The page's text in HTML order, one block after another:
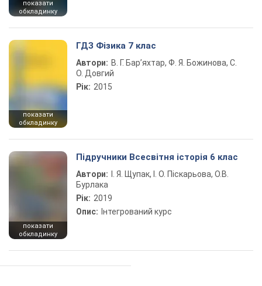
показати
обкладинку
показати
обкладинку
ГДЗ Фізика 7 клас
Автори: В. Г. Бар’яхтар, Ф. Я. Божинова, С.
О. Довгий
Рік: 2015
показати
обкладинку
Підручники Всесвітня історія 6 клас
Автори:
І. Я. Щупак, І. О. Піскарьова, О.В.
Бурлака
Рік: 2019
Опис: Інтегрований курс